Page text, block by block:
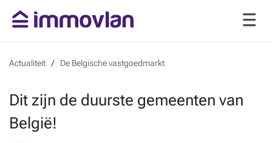
Actualiteit De Belgische vastgoedmarkt
Dit zijn de duurste gemeenten van
België!